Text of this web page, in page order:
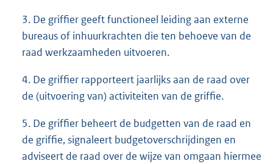
3. De griffier geeft functioneel leiding aan externe
bureaus of inhuurkrachten die ten behoeve van de
raad werkzaamheden uitvoeren.
4. De griffier rapporteert jaarlijks aan de raad over
de (uitvoering van) activiteiten van de griffie.
5. De griffier beheert de budgetten van de raad en
de griffie, signaleert budgetoverschrijdingen en
adviseert de raad over de wijze van omgaan hiermee